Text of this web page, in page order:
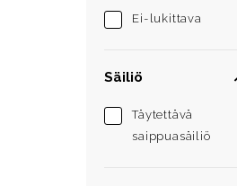
Ei-lukittava
Säiliö
Täytettävä
saippuasäiliö